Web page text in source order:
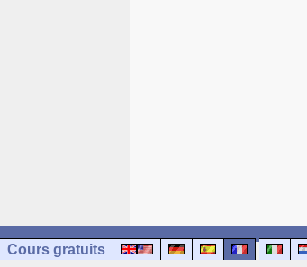
Cours gratuits